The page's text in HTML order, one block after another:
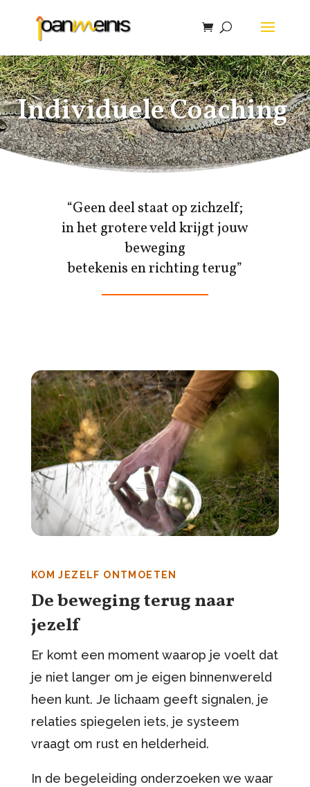
Individuele Coaching
“Geen deel staat op zichzelf;
in het grotere veld krijgt jouw
beweging
betekenis en richting terug”
KOM JEZELF ONTMOETEN
De beweging terug naar
jezelf
Er komt een moment waarop je voelt dat
je niet langer om je eigen binnenwereld
heen kunt. Je lichaam geeft signalen, je
relaties spiegelen iets, je systeem
vraagt om rust en helderheid.
In de begeleiding onderzoeken we waar